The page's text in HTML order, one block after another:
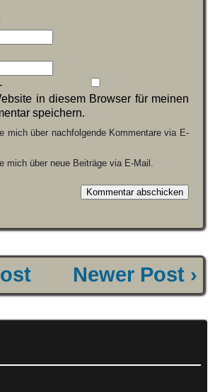
in diesem Browser für meinen
speichern.
mich über nachfolgende Kommentare via E-
mich über neue Beiträge via E-Mail.
Newer Post ›